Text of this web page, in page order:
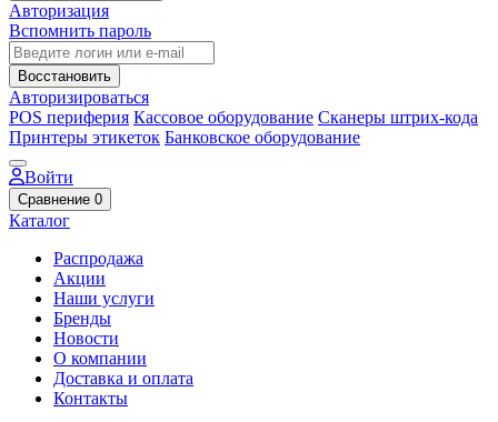
Авторизация
Вспомнить пароль
Восстановить
Авторизироваться
POS периферия Кассовое оборудование Сканеры штрих-кода
Принтеры этикеток Банковское оборудование
Войти
Сравнение 0
Каталог
Распродажа
Акции
Наши услуги
Бренды
Новости
О компании
Доставка и оплата
Контакты